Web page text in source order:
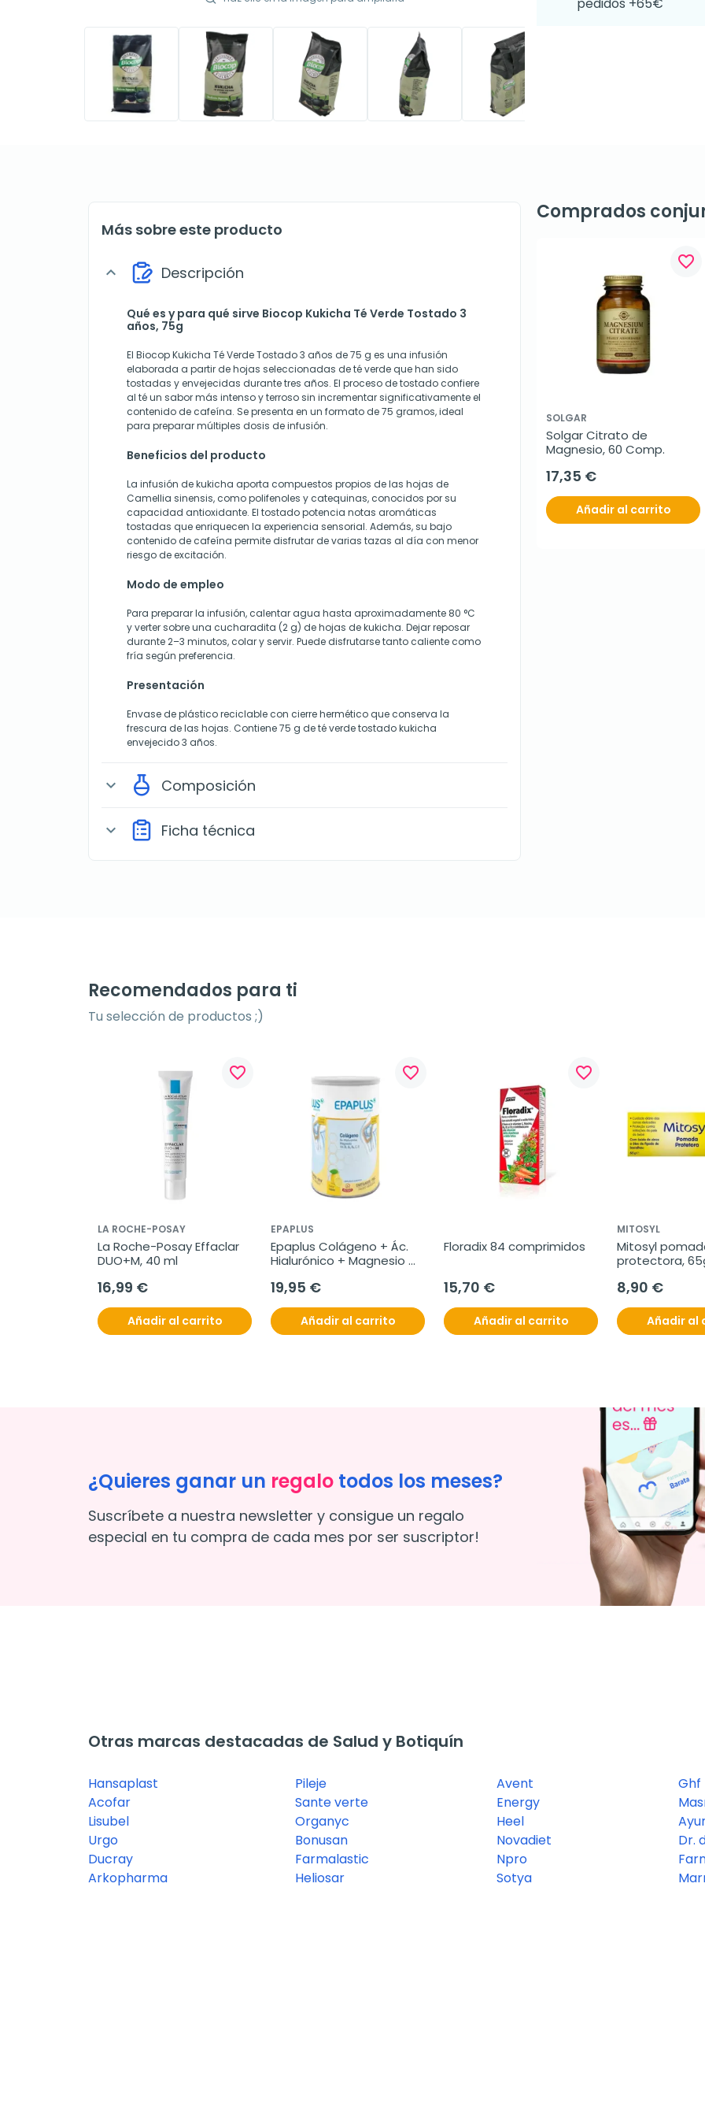
pedidos +65€
Más sobre este producto
expand_more Descripción
Qué es y para qué sirve Biocop Kukicha Té Verde Tostado 3
años, 75g
El Biocop Kukicha Té Verde Tostado 3 años de 75 g es una infusión
elaborada a partir de hojas seleccionadas de té verde que han sido
tostadas y envejecidas durante tres años. El proceso de tostado confiere
al té un sabor más intenso y terroso sin incrementar significativamente el
contenido de cafeína. Se presenta en un formato de 75 gramos, ideal
para preparar múltiples dosis de infusión.
Beneficios del producto
La infusión de kukicha aporta compuestos propios de las hojas de
Camellia sinensis, como polifenoles y catequinas, conocidos por su
capacidad antioxidante. El tostado potencia notas aromáticas
tostadas que enriquecen la experiencia sensorial. Además, su bajo
contenido de cafeína permite disfrutar de varias tazas al día con menor
riesgo de excitación.
Modo de empleo
Para preparar la infusión, calentar agua hasta aproximadamente 80 °C
y verter sobre una cucharadita (2 g) de hojas de kukicha. Dejar reposar
durante 2–3 minutos, colar y servir. Puede disfrutarse tanto caliente como
fría según preferencia.
Presentación
Envase de plástico reciclable con cierre hermético que conserva la
frescura de las hojas. Contiene 75 g de té verde tostado kukicha
envejecido 3 años.
expand_more Composición
expand_more Ficha técnica
Comprados
favorite_border
SOLGAR
Solgar Citrato de
Magnesio, 60 Comp.
17,35 €
Añadir al carrito
Recomendados para ti
Tu selección de productos ;)
favorite_border
LA ROCHE-POSAY
La Roche-Posay Effaclar
DUO+M, 40 ml
16,99 €
Añadir al carrito
favorite_border
EPAPLUS
Epaplus Colágeno + Ác.
Hialurónico + Magnesio
19,95 €
Añadir al carrito
favorite_border
Floradix 84 comprimidos
15,70 €
Añadir al carrito
MITOSYL
Mitosyl
protectora,
8,90 €
Añadir al
¿Quieres ganar un regalo todos los meses?
Suscríbete a nuestra newsletter y consigue un regalo
especial en tu compra de cada mes por ser suscriptor!
Otras marcas destacadas de Salud y Botiquín
Hansaplast
Acofar
Lisubel
Urgo
Ducray
Arkopharma
Pileje
Sante verte
Organyc
Bonusan
Farmalastic
Heliosar
Avent
Energy
Heel
Novadiet
Npro
Sotya
Ghf
Dr.